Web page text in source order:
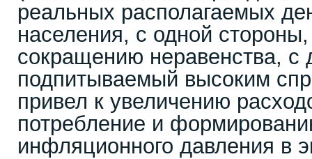
реальных располагаемых
населения, с одной
сокращению неравенства, с
подпитываемый высоким
привел к увеличению
потребление и
инфляционного давления в